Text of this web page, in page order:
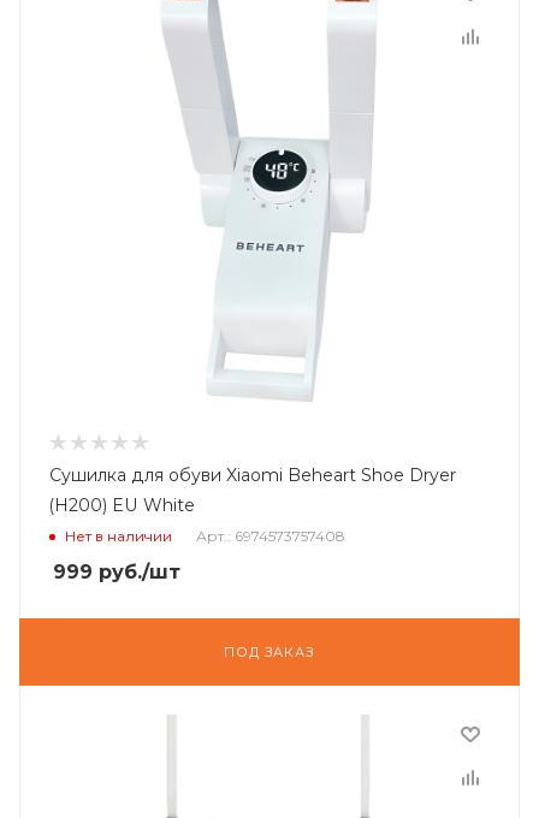
Сушилка для обуви Xiaomi Bеhеart Shoe Dryer
(H200) EU White
Нет в наличии Арт.: 6974573757408
999 руб./шт
ПОД ЗАКАЗ